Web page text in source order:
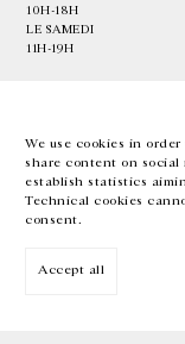
We use cookies in
share content on
establish statistics
Technical cookies
consent.
Accept all
10H-18H
LE SAMEDI
11H-19H
EN FR 中文
Inscrivez-vous à notre